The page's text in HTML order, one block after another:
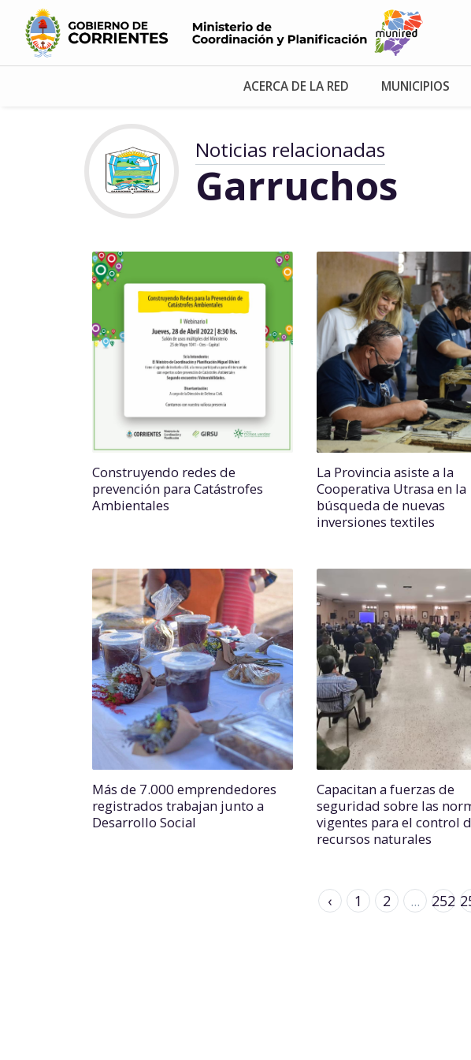
ACERCA DE LA RED MUNICIPIOS
Noticias relacionadas
Garruchos
Construyendo redes de
prevención para Catástrofes
Ambientales
La Provincia asiste a la
Cooperativa Utrasa en la
búsqueda de nuevas
inversiones textiles
Más de 7.000 emprendedores
registrados trabajan junto a
Desarrollo Social
Capacitan a fuerzas de
seguridad sobre las
vigentes para el control
recursos naturales
‹ 1 2 ... 252